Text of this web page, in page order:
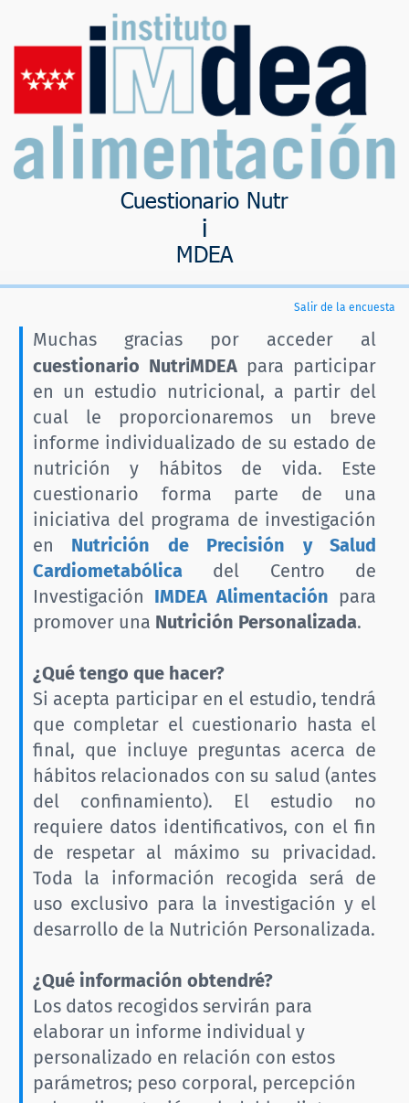
Cuestionario Nutr
i
MDEA
Salir de la encuesta
Muchas gracias por acceder al
cuestionario NutriMDEA para participar
en un estudio nutricional, a partir del
cual le proporcionaremos un breve
informe individualizado de su estado de
nutrición y hábitos de vida. Este
cuestionario forma parte de una
iniciativa del programa de investigación
en Nutrición de Precisión y Salud
Cardiometabólica del Centro de
Investigación IMDEA Alimentación para
promover una Nutrición Personalizada.
¿Qué tengo que hacer?
Si acepta participar en el estudio, tendrá
que completar el cuestionario hasta el
final, que incluye preguntas acerca de
hábitos relacionados con su salud (antes
del confinamiento). El estudio no
requiere datos identificativos, con el fin
de respetar al máximo su privacidad.
Toda la información recogida será de
uso exclusivo para la investigación y el
desarrollo de la Nutrición Personalizada.
¿Qué información obtendré?
Los datos recogidos servirán para
elaborar un informe individual y
personalizado en relación con estos
parámetros; peso corporal, percepción